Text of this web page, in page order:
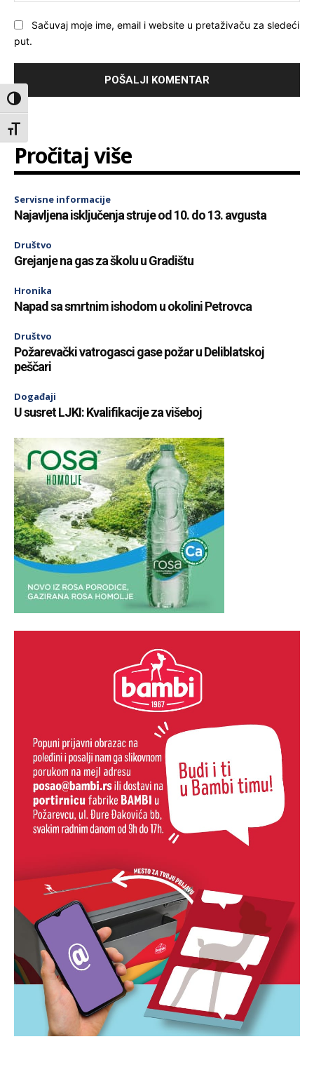
Toggle High Contrast
Toggle Font size
Sačuvaj moje ime, email i website u pretaživaču za sledeći
put.
Pročitaj više
Servisne informacije
Najavljena isključenja struje od 10. do 13. avgusta
Društvo
Grejanje na gas za školu u Gradištu
Hronika
Napad sa smrtnim ishodom u okolini Petrovca
Društvo
Požarevački vatrogasci gase požar u Deliblatskoj
peščari
Događaji
U susret LJKI: Kvalifikacije za višeboj